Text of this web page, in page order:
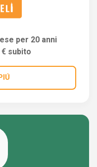
per 20 anni
€ subito